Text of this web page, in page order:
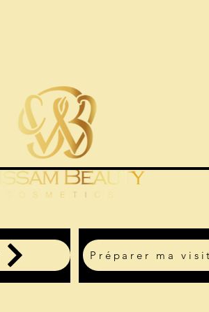
Préparer ma